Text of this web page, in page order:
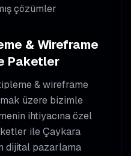
çözümler
& Wireframe
Paketler
& wireframe
üzere bizimle
ihtiyacına özel
ileÇaykara
dijital pazarlama